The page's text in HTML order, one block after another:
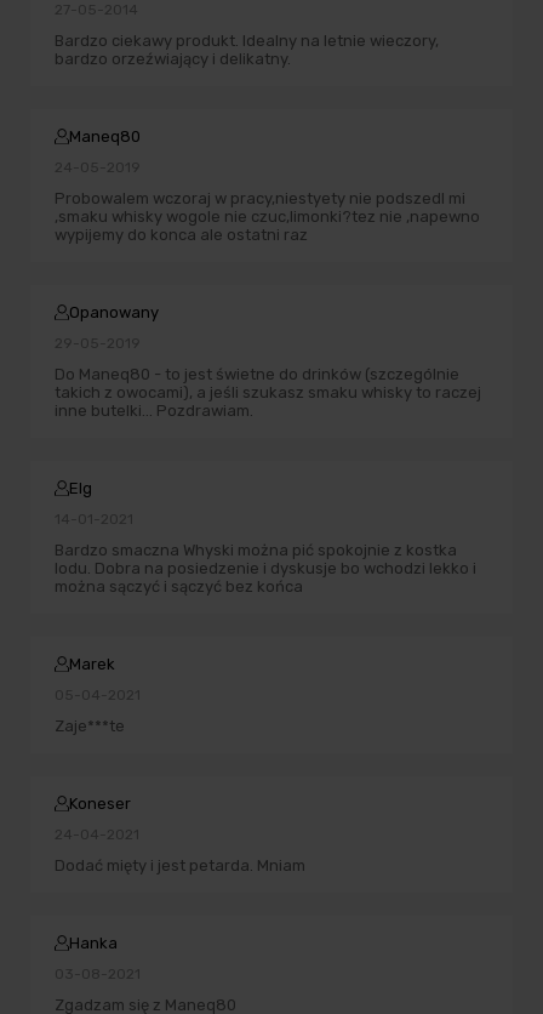
27-05-2014
Bardzo ciekawy produkt. Idealny na letnie wieczory,
bardzo orzeźwiający i delikatny.
Maneq80
24-05-2019
Probowalem wczoraj w pracy,niestyety nie podszedl mi
,smaku whisky wogole nie czuc,limonki?tez nie ,napewno
wypijemy do konca ale ostatni raz
Opanowany
29-05-2019
Do Maneq80 - to jest świetne do drinków (szczególnie
takich z owocami), a jeśli szukasz smaku whisky to raczej
inne butelki... Pozdrawiam.
Elg
14-01-2021
Bardzo smaczna Whyski można pić spokojnie z kostka
lodu. Dobra na posiedzenie i dyskusje bo wchodzi lekko i
można sączyć i sączyć bez końca
Marek
05-04-2021
Zaje***te
Koneser
24-04-2021
Dodać mięty i jest petarda. Mniam
Hanka
03-08-2021
Zgadzam się z Maneq80